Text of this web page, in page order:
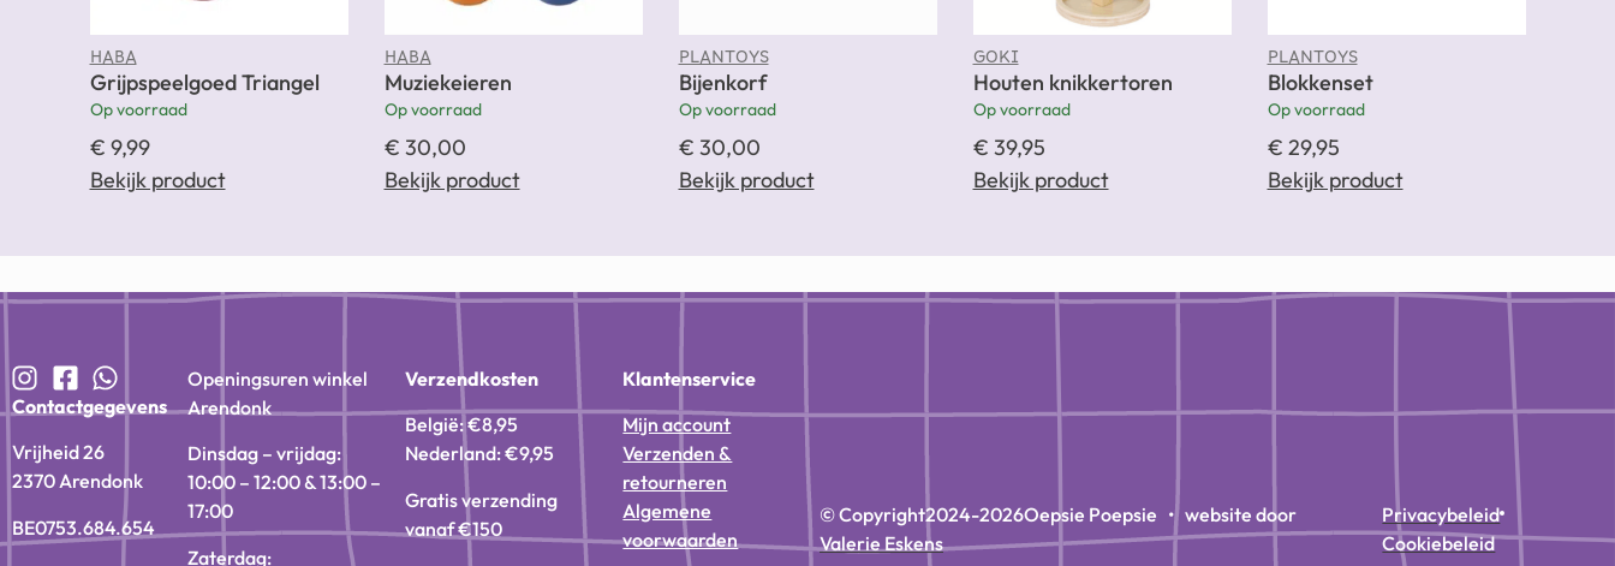
HABA
Grijpspeelgoed Triangel
Op voorraad
€ 9,99
Bekijk product
HABA
Muziekeieren
Op voorraad
€ 30,00
Bekijk product
PLANTOYS
Bijenkorf
Op voorraad
€ 30,00
Bekijk product
GOKI
Houten knikkertoren
Op voorraad
€ 39,95
Bekijk product
PLANTOYS
Blokkenset
Op voorraad
€ 29,95
Bekijk product
Contactgegevens
Vrijheid 26
2370 Arendonk
BE0753.684.654
Openingsuren winkel
Arendonk
Dinsdag – vrijdag:
10:00 – 12:00 & 13:00 –
17:00
Zaterdag:
Verzendkosten
België: €8,95
Nederland: €9,95
Gratis verzending
vanaf €150
Klantenservice
Mijn account
Verzenden &
retourneren
Algemene
voorwaarden
© Copyright2024-2026Oepsie Poepsie • website door
Valerie Eskens
Privacybeleid
Cookiebeleid